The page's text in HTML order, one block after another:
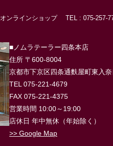
オンラインショップ TEL : 075-257-
■ノムラテーラー四条本店
住所 〒600-8004
京都市下京区四条通麩屋町東入
TEL 075-221-4679
FAX 075-221-4375
営業時間 10:00～19:00
店休日 年中無休（年始除く）
>> Google Map